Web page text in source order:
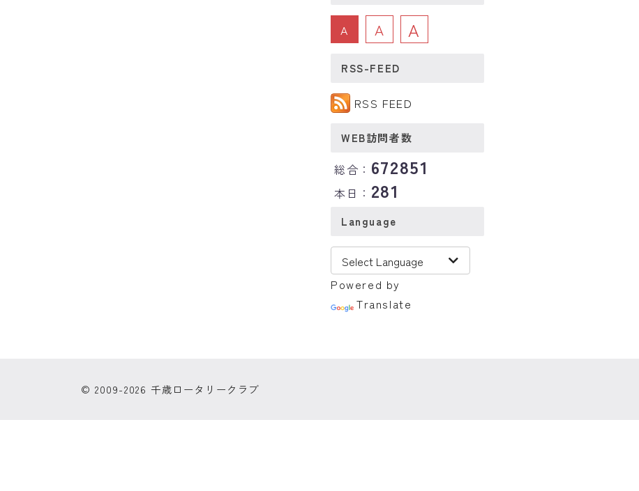
A A A
RSS-FEED
RSS FEED
WEB訪問者数
総合： 672851
本日： 281
Language
Powered by
Translate
© 2009-2026 千歳ロータリークラブ